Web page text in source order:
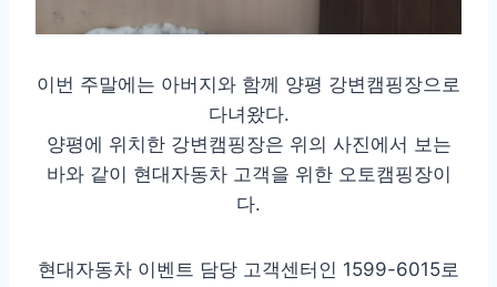
이번 주말에는 아버지와 함께 양평 강변캠핑장으로
다녀왔다.
양평에 위치한 강변캠핑장은 위의 사진에서 보는
바와 같이 현대자동차 고객을 위한 오토캠핑장이
다.
현대자동차 이벤트 담당 고객센터인 1599-6015로